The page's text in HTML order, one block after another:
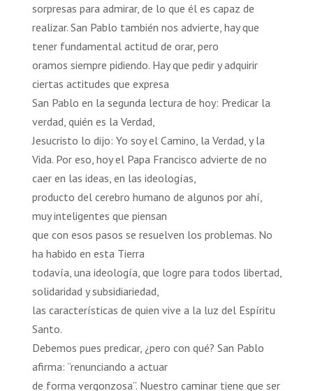
sorpresas para admirar, de lo que él es capaz de
realizar. San Pablo también nos advierte, hay que
tener fundamental actitud de orar, pero
oramos siempre pidiendo. Hay que pedir y adquirir
ciertas actitudes que expresa
San Pablo en la segunda lectura de hoy: Predicar la
verdad, quién es la Verdad,
Jesucristo lo dijo: Yo soy el Camino, la Verdad, y la
Vida. Por eso, hoy el Papa Francisco advierte de no
caer en las ideas, en las ideologías,
producto del cerebro humano de algunos por ahí,
muy inteligentes que piensan
que con esos pasos se resuelven los problemas. No
ha habido en esta Tierra
todavía, una ideología, que logre para todos libertad,
solidaridad y subsidiariedad,
las características de quien vive a la luz del Espíritu
Santo.
Debemos pues predicar, ¿pero con qué? San Pablo
afirma: “renunciando a actuar
de forma vergonzosa”. Nuestro caminar tiene que ser